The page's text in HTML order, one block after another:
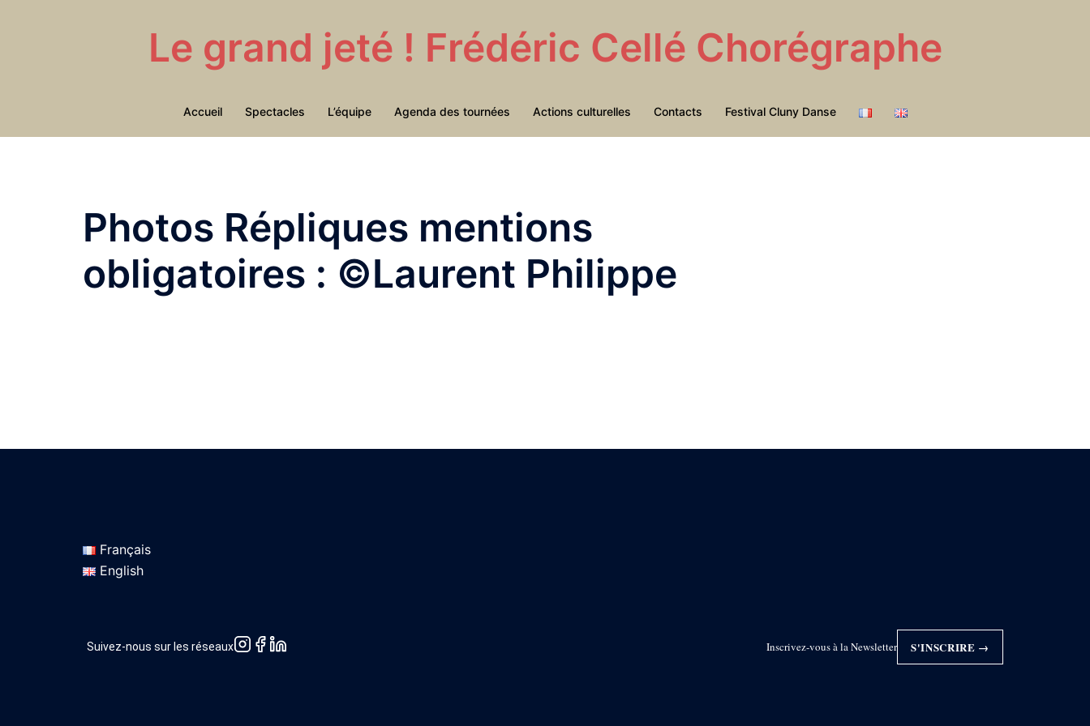
Le grand jeté ! Frédéric Cellé Chorégraphe
Accueil Spectacles L’équipe Agenda des tournées Actions culturelles Contacts Festival Cluny Danse
Photos Répliques mentions
obligatoires : ©Laurent Philippe
Français
English
Suivez-nous sur les réseaux Inscrivez-vous à la Newsletter S'INSCRIRE →